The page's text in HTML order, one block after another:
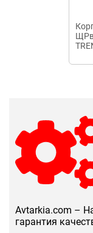
Аvtarkia.com –
гарантия